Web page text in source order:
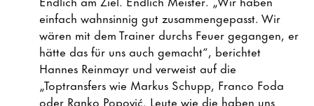
einfach wahnsinnig gut zusammengepasst. Wir
wären mit dem Trainer durchs Feuer gegangen, er
hätte das für uns auch gemacht“, berichtet
Hannes Reinmayr und verweist auf die
„Toptransfers wie Markus Schupp, Franco Foda
oder Ranko Popović. Leute wie die haben uns